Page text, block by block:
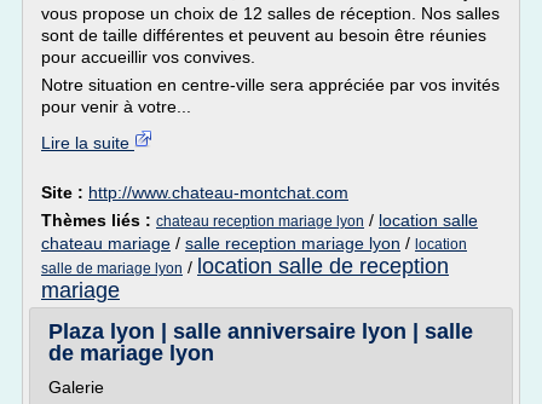
vous propose un choix de 12 salles de réception. Nos salles
sont de taille différentes et peuvent au besoin être réunies
pour accueillir vos convives.
Notre situation en centre-ville sera appréciée par vos invités
pour venir à votre...
Lire la suite
Site : http://www.chateau-montchat.com
Thèmes liés : chateau reception mariage lyon / location salle
chateau mariage / salle reception mariage lyon / location
salle de mariage lyon / location salle de reception
mariage
Plaza lyon | salle anniversaire lyon | salle
de mariage lyon
Galerie